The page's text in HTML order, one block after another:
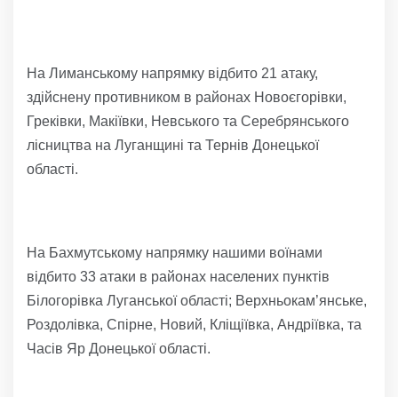
На Лиманському напрямку відбито 21 атаку,
здійснену противником в районах Новоєгорівки,
Греківки, Макіївки, Невського та Серебрянського
лісництва на Луганщині та Тернів Донецької
області.
На Бахмутському напрямку нашими воїнами
відбито 33 атаки в районах населених пунктів
Білогорівка Луганської області; Верхньокам’янське,
Роздолівка, Спірне, Новий, Кліщіївка, Андріївка, та
Часів Яр Донецької області.